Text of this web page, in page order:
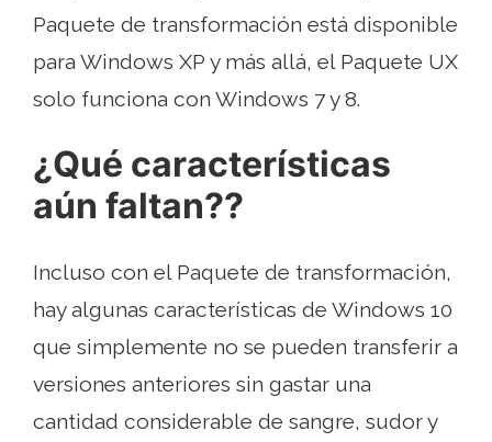
Paquete de transformación está disponible
para Windows XP y más allá, el Paquete UX
solo funciona con Windows 7 y 8.
¿Qué características
aún faltan??
Incluso con el Paquete de transformación,
hay algunas características de Windows 10
que simplemente no se pueden transferir a
versiones anteriores sin gastar una
cantidad considerable de sangre, sudor y